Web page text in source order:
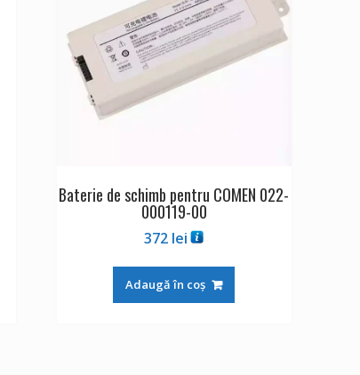
Baterie de schimb pentru COMEN 022-
000119-00
372 lei
Adaugă în coș